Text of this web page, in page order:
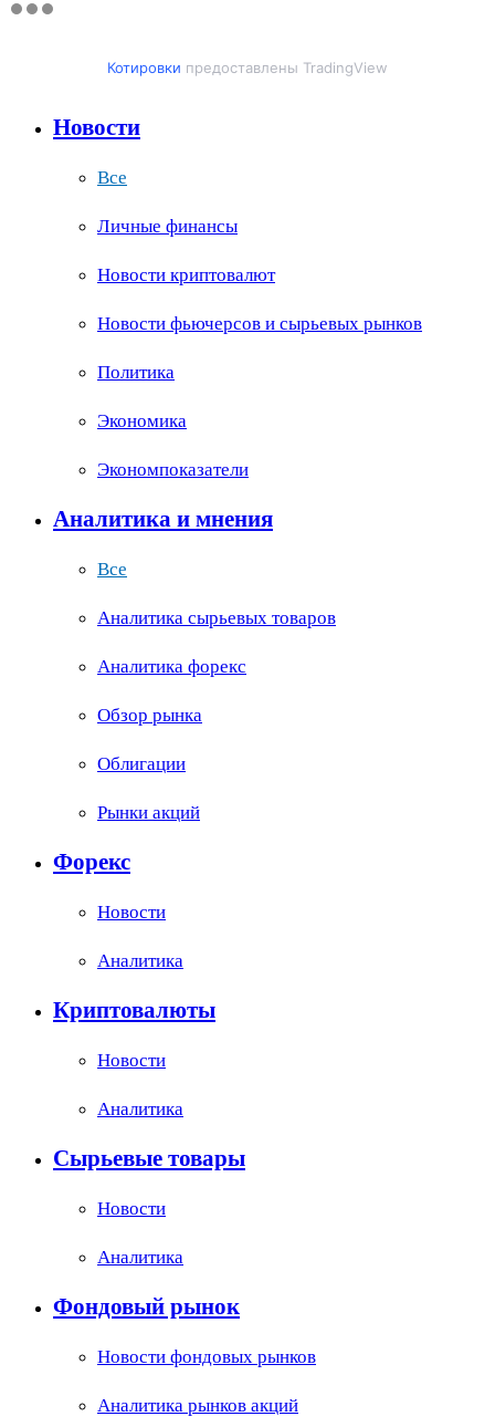
Котировки предоставлены TradingView
Новости
Все
Личные финансы
Новости криптовалют
Новости фьючерсов и сырьевых рынков
Политика
Экономика
Экономпоказатели
Аналитика и мнения
Все
Аналитика сырьевых товаров
Аналитика форекс
Обзор рынка
Облигации
Рынки акций
Форекс
Новости
Аналитика
Криптовалюты
Новости
Аналитика
Сырьевые товары
Новости
Аналитика
Фондовый рынок
Новости фондовых рынков
Аналитика рынков акций